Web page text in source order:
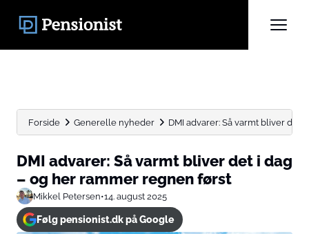
Forside Generelle nyheder DMI advarer: Så varmt bliver det i
DMI advarer: Så varmt bliver det i dag
– og her rammer regnen først
Mikkel Petersen•14. august 2025
Følg pensionist.dk på Google